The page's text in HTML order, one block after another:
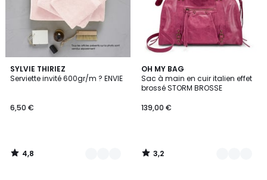
SYLVIE THIRIEZ
Serviette invité 600gr/m ? ENVIE
6,50 €
4,8
/ 5
15
Couleurs
4,8
/
OH MY BAG
Sac à main en cuir italien effet
brossé STORM BROSSE
139,00 €
3,2
/ 5
15
Couleurs
3,2
/